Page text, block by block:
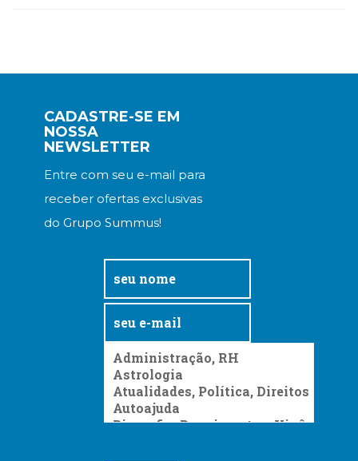
CADASTRE-SE EM
NOSSA
NEWSLETTER
Entre com seu e-mail para
receber ofertas exclusivas
do Grupo Summus!